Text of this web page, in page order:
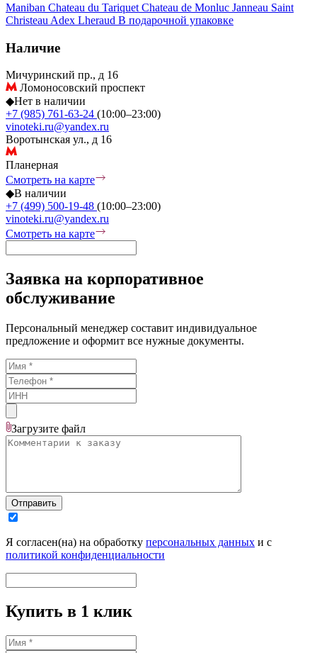
Maniban Chateau du Tariquet Chateau de Monluc Janneau Saint
Christeau Adex Lheraud В подарочной упаковке
Наличие
Мичуринский пр., д 16
Ломоносовский проспект
◆Нет в наличии
+7 (985) 761-63-24 (10:00–23:00)
vinoteki.ru@yandex.ru
Воротынская ул., д 16
Планерная
Смотреть на карте
◆В наличии
+7 (499) 500-19-48 (10:00–23:00)
vinoteki.ru@yandex.ru
Смотреть на карте
Заявка на корпоративное
обслуживание
Персональный менеджер составит индивидуальное
предложение и оформит все нужные документы.
Загрузите файл
Отправить
Я согласен(на) на обработку персональных данных и с
политикой конфиденциальности
Купить в 1 клик